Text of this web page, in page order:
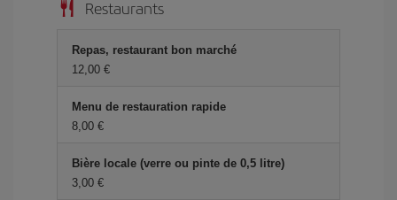
Restaurants
Repas, restaurant bon marché
12,00 €
Menu de restauration rapide
8,00 €
Bière locale (verre ou pinte de 0,5 litre)
3,00 €